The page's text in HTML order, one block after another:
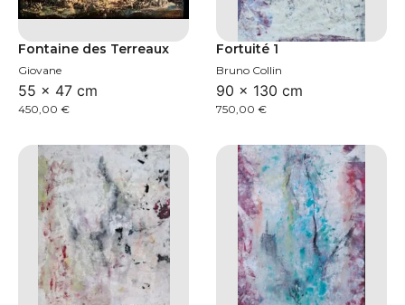
Fontaine des Terreaux
Giovane
55 × 47 cm
450,00 €
Fortuité 1
Bruno Collin
90 × 130 cm
750,00 €